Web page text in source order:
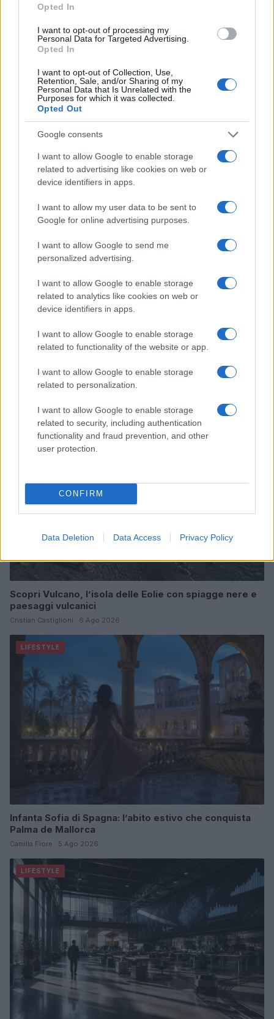
Opted In
I want to opt-out of processing my
Personal Data for Targeted Advertising.
Opted In
I want to opt-out of Collection, Use,
Retention, Sale, and/or Sharing of my
Personal Data that Is Unrelated with the
Purposes for which it was collected.
Opted Out
Google consents
I want to allow Google to enable storage
related to advertising like cookies on web or
device identifiers in apps.
I want to allow my user data to be sent to
Google for online advertising purposes.
I want to allow Google to send me
personalized advertising.
I want to allow Google to enable storage
related to analytics like cookies on web or
device identifiers in apps.
I want to allow Google to enable storage
related to functionality of the website or app.
I want to allow Google to enable storage
related to personalization.
I want to allow Google to enable storage
related to security, including authentication
functionality and fraud prevention, and other
user protection.
CONFIRM
Data Deletion Data Access Privacy Policy
per tutti.
Staff
Continua a leggere
LIFESTYLE
Scopri Vulcano, l’isola delle Eolie con spiagge nere e
paesaggi vulcanici
Cristian Castiglioni · 6 Ago 2026
LIFESTYLE
Infanta Sofia di Spagna: l’abito estivo che conquista
Palma de Mallorca
Camilla Fiore · 5 Ago 2026
LIFESTYLE